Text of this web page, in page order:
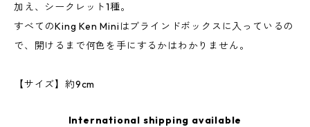
加え、シークレット1種。
すべてのKing Ken Miniはブラインドボックスに入っているの
で、開けるまで何色を手にするかはわかりません。
【サイズ】約9cm
International shipping available